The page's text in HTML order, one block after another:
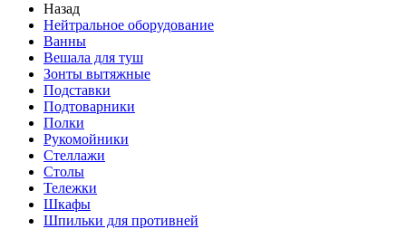
Назад
Нейтральное оборудование
Ванны
Вешала для туш
Зонты вытяжные
Подставки
Подтоварники
Полки
Рукомойники
Стеллажи
Столы
Тележки
Шкафы
Шпильки для противней